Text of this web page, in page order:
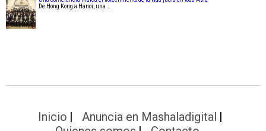
De Hong Kong a Hanoi, una …
Inicio
Anuncia en Mashaladigital